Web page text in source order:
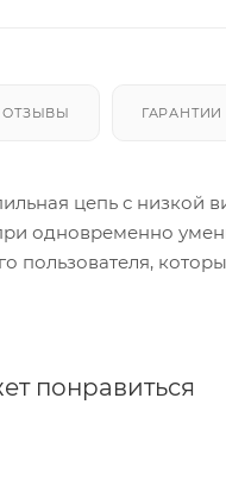
ОТЗЫВЫ ГАРАНТИИ
цепь с низкой
одновременно
пользователя,
понравиться